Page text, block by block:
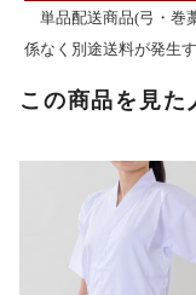
単品配送商品(弓・巻
係なく別途送料が発生
この商品を見た